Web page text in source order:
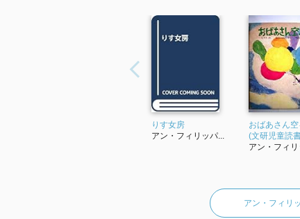
りす女房
アン・フィリッパ...
おばあさん
(文研児童読
アン・フィ
アン・フィリ